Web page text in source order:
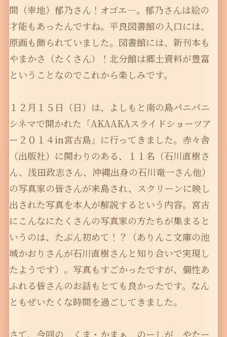
間（幸地）郁乃さん！オゴエ―。郁乃さんは絵の
才能もあったんですね。平良図書館の入口には、
原画も飾られていました。図書館には、新刊本も
やまかさ（たくさん）！北分館は郷土資料が豊富
ということなのでこれから楽しみです。
１２月１５日（日）は、よしもと南の島パニパニ
シネマで開かれた「AKAAKAスライドショーツア
ー２０１４in宮古島」に行ってきました。赤々舎
（出版社）に関わりのある、１１名（石川直樹さ
ん、浅田政志さん、沖縄出身の石川竜一さん他）
の写真家の皆さんが来島され、スクリーンに映し
出された写真を本人が解説するという内容。宮古
にこんなにたくさんの写真家の方たちが集まると
いうのは、たぶん初めて！？（ありんこ文庫の池
城かおりさんが石川直樹さんと知り合いで実現し
たようです）。写真もすごかったですが、個性あ
ふれる皆さんのお話もとても良かったです。なん
ともぜいたくな時間を過ごしてきました。
さて、今回の くま・かまぁ のーしが やたー